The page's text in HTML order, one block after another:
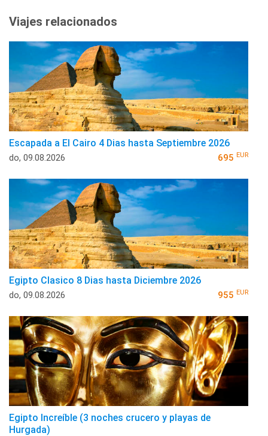
Viajes relacionados
Escapada a El Cairo 4 Dias hasta Septiembre 2026
do, 09.08.2026 695 EUR
Egipto Clasico 8 Dias hasta Diciembre 2026
do, 09.08.2026 955 EUR
Egipto Increíble (3 noches crucero y playas de
Hurgada)